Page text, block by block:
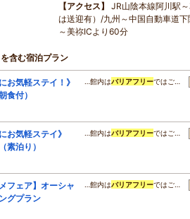
アクセス
JR山陰本線阿川駅
は送迎有）/九州～中国自動車道
～美祢ICより60分
含む宿泊プラン
お気軽ステイ！》
食付）
…館内はバリアフリーではご…
お気軽ステイ》
泊り）
…館内はバリアフリーではご…
フェア】オーシャ
グプラン
…館内はバリアフリーではご…